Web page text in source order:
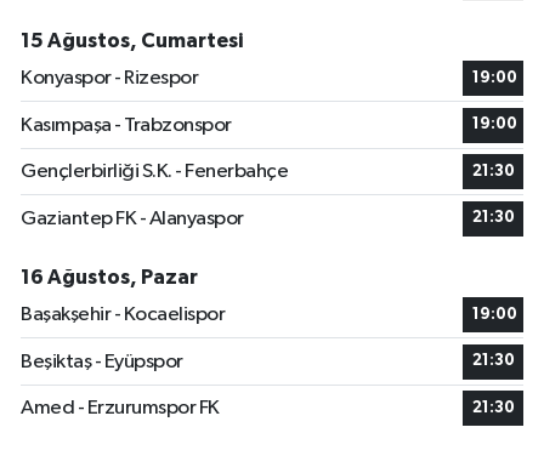
15 Ağustos, Cumartesi
Konyaspor - Rizespor
19:00
Kasımpaşa - Trabzonspor 19:00
Gençlerbirliği S.K. - Fenerbahçe 21:30
Gaziantep FK - Alanyaspor 21:30
16 Ağustos, Pazar
Başakşehir - Kocaelispor
19:00
Beşiktaş - Eyüpspor 21:30
Amed - Erzurumspor FK 21:30